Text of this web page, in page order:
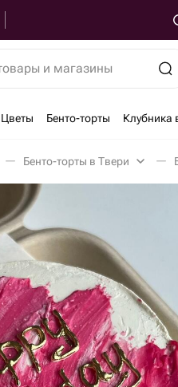
и магазины
Цветы Бенто-торты Клубника
Бенто-торты в Твери